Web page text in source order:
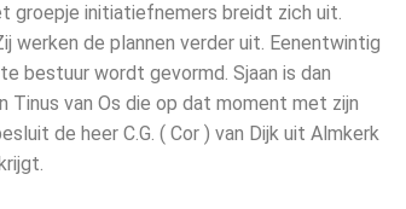
groepje initiatiefnemers breidt zich uit.
werken de plannen verder uit. Eenentwintig
bestuur wordt gevormd. Sjaan is dan
van Os die op dat moment met zijn
de heer C.G. ( Cor ) van Dijk uit Almkerk